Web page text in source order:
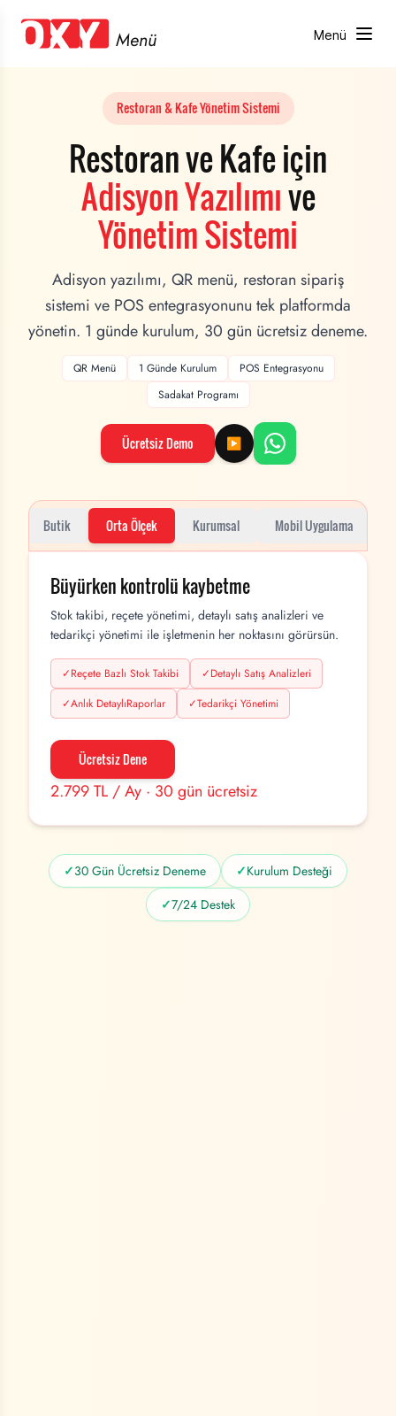
Menü Menü
Restoran & Kafe Yönetim Sistemi
Restoran ve Kafe için
Adisyon Yazılımıve
Yönetim Sistemi
Adisyon yazılımı, QR menü, restoran sipariş
sistemi ve POS entegrasyonunu tek platformda
yönetin. 1 günde kurulum, 30 gün ücretsiz deneme.
QR Menü 1 Günde Kurulum
POS Entegrasyonu
Sadakat Programı
Ücretsiz Demo ▶
Butik Orta Ölçek Kurumsal Mobil Uygulama
Büyürken kontrolü kaybetme
Stok takibi, reçete yönetimi, detaylı satış analizleri ve
tedarikçi yönetimi ile işletmenin her noktasını görürsün.
✓Reçete Bazlı Stok Takibi ✓Detaylı Satış Analizleri
✓Anlık DetaylıRaporlar ✓Tedarikçi Yönetimi
Ücretsiz Dene
2.799 TL / Ay · 30 gün ücretsiz
✓30 Gün Ücretsiz Deneme ✓Kurulum Desteği
✓7/24 Destek